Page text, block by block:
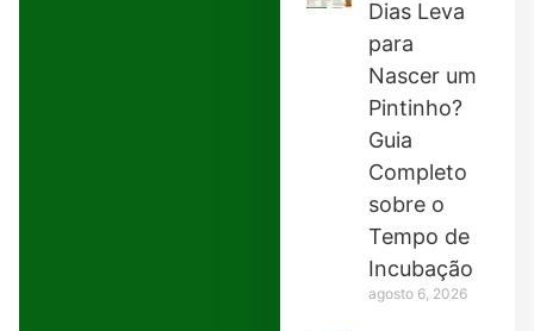
Dias Leva
para
Nascer um
Pintinho?
Guia
Completo
sobre o
Tempo de
Incubação
agosto 6, 2026